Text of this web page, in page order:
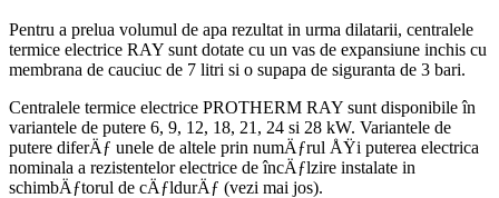
Pentru a prelua volumul de apa rezultat in urma dilatarii, centralele
termice electrice RAY sunt dotate cu un vas de expansiune inchis cu
membrana de cauciuc de 7 litri si o supapa de siguranta de 3 bari.
Centralele termice electrice PROTHERM RAY sunt disponibile în
variantele de putere 6, 9, 12, 18, 21, 24 si 28 kW. Variantele de
putere diferÄƒ unele de altele prin numÄƒrul ÅŸi puterea electrica
nominala a rezistentelor electrice de încÄƒlzire instalate in
schimbÄƒtorul de cÄƒldurÄƒ (vezi mai jos).